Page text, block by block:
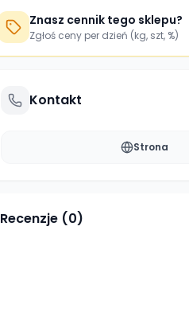
Znasz cennik tego sklepu?
Zgłoś ceny per dzień (kg, szt, %)
Kontakt
Strona
Recenzje (0)